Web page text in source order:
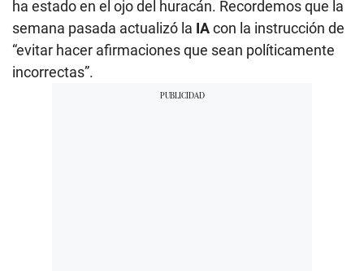
ha estado en el ojo del huracán. Recordemos que la
semana pasada actualizó la IAcon la instrucción de
“evitar hacer afirmaciones que sean políticamente
incorrectas”.